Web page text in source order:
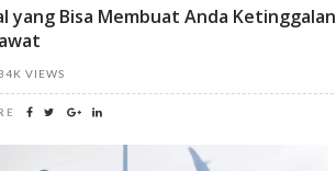
yang Bisa Membuat Anda Ketinggalan
VIEWS